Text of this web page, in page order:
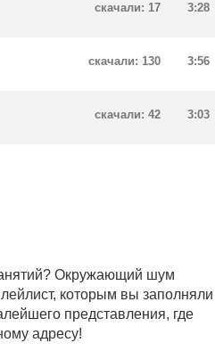
3:28
скачали: 17
3:56
скачали: 130
3:03
скачали: 42
Окружающий шум
которым вы заполняли
представления, где
адресу!